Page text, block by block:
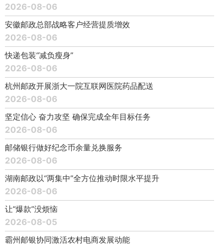
2026-08-06
安徽邮政总部战略客户经营提质增效
2026-08-06
快递包装“减负瘦身”
2026-08-06
杭州邮政开展浙大一院互联网医院药品配送
2026-08-06
坚定信心 奋力攻坚 确保完成全年目标任务
2026-08-06
邮储银行做好纪念币余量兑换服务
2026-08-06
湖南邮政以“两集中”全方位推动时限水平提升
2026-08-06
让“爆款”没烦恼
2026-08-05
霸州邮银协同激活农村电商发展动能